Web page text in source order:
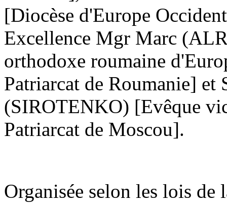
[Diocèse d'Europe
Excellence Mgr Marc
orthodoxe roumaine
Patriarcat de Roumanie]
(SIROTENKO) [Evêque
Patriarcat de Moscou].
Organisée selon les lois de